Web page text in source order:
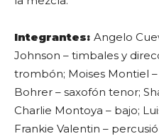
Integrantes: Angelo
Johnson – timbales y
trombón; Moises Montiel
Bohrer – saxofón tenor;
Charlie Montoya – bajo;
Frankie Valentin –